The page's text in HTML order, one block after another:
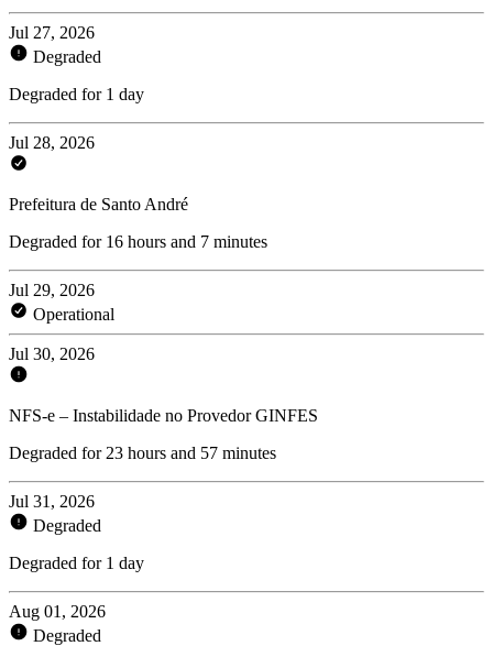
Jul 27, 2026
Degraded
Degraded for 1 day
Jul 28, 2026
Prefeitura de Santo André
Degraded for 16 hours and 7 minutes
Jul 29, 2026
Operational
Jul 30, 2026
NFS-e – Instabilidade no Provedor GINFES
Degraded for 23 hours and 57 minutes
Jul 31, 2026
Degraded
Degraded for 1 day
Aug 01, 2026
Degraded